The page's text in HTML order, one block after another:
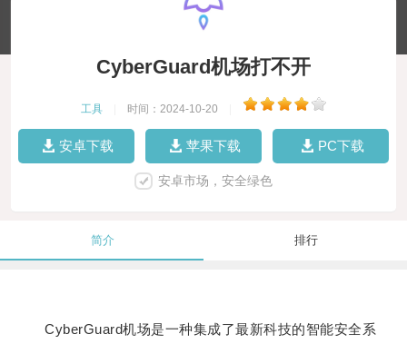
CyberGuard机场打不开
工具 时间：2024-10-20
安卓下载 苹果下载 PC下载
安卓市场，安全绿色
简介 排行
CyberGuard机场是一种集成了最新科技的智能安全系